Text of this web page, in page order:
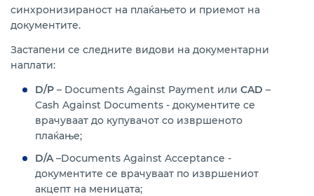
синхронизираност на плаќањето и приемот на
документите.
Застапени се следните видови на документарни
наплати:
D/P – Documents Against Payment или CAD –
Cash Against Documents - документите се
врачуваат до купувачот со извршеното
плаќање;
D/A–Documents Against Acceptance -
документите се врачуваат по извршениот
акцепт на меницата;